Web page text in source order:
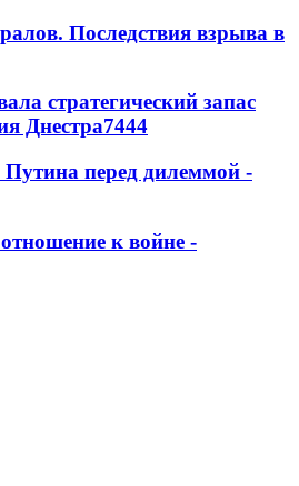
Последствия взрыва в
стратегический запас
Днестра7444
перед дилеммой -
к войне -